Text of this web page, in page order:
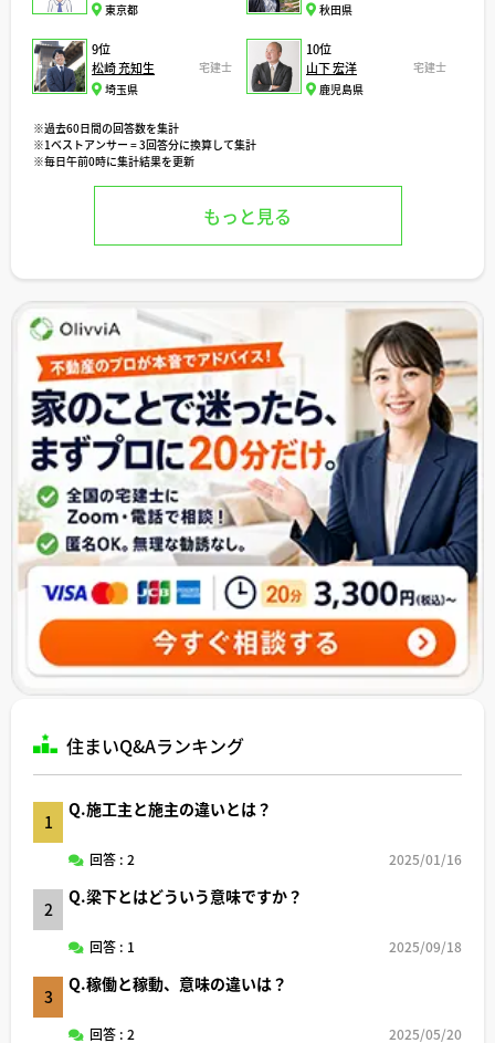
東京都
秋田県
9位
松崎 充知生
宅建士
埼玉県
10位
山下 宏洋
宅建士
鹿児島県
※過去60日間の回答数を集計
※1ベストアンサー = 3回答分に換算して集計
※毎日午前0時に集計結果を更新
もっと見る
住まいQ&Aランキング
1
Q.施工主と施主の違いとは？
回答 : 2 2025/01/16
2
Q.梁下とはどういう意味ですか？
回答 : 1 2025/09/18
3
Q.稼働と稼動、意味の違いは？
回答 : 2 2025/05/20